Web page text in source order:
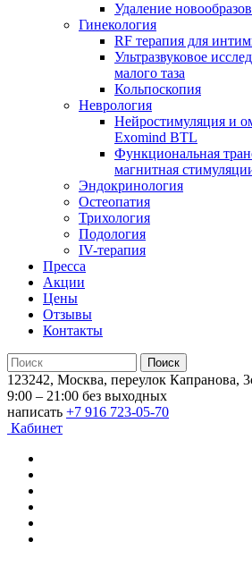
Удаление
Гинекология
RF терапия для
Ультразвуковое
малого таза
Кольпоскопия
Неврология
Нейростимуляция и
Exomind BTL
Функциональная
магнитная
Эндокринология
Остеопатия
Трихология
Подология
IV-терапия
Пресса
Акции
Цены
Отзывы
Контакты
123242, Москва, переулок Капранова,
9:00 – 21:00 без выходных
написать +7 916 723-05-70
Кабинет